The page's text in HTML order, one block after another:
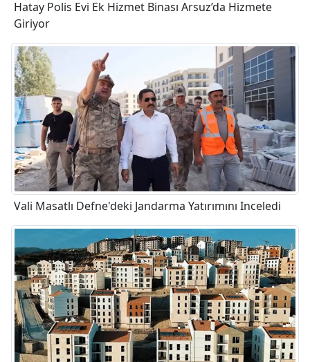
Hatay Polis Evi Ek Hizmet Binası Arsuz’da Hizmete
Giriyor
Vali Masatlı Defne'deki Jandarma Yatırımını Inceledi